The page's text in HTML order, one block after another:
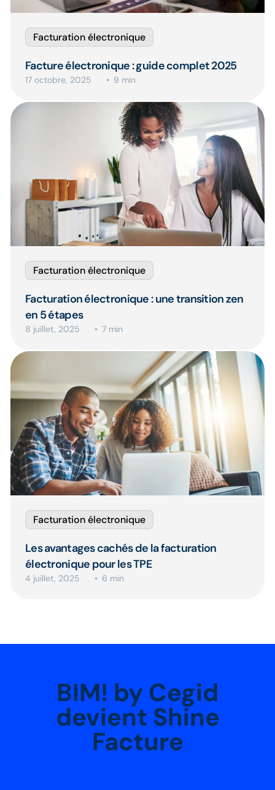
Facturation électronique
17 octobre, 2025 9 min
Facture électronique : guide complet 2025
Facturation électronique
8 juillet, 2025 7 min
Facturation électronique : une transition zen
en 5 étapes
Facturation électronique
4 juillet, 2025 6 min
Les avantages cachés de la facturation
électronique pour les TPE
BIM! by Cegid
devient Shine
Facture